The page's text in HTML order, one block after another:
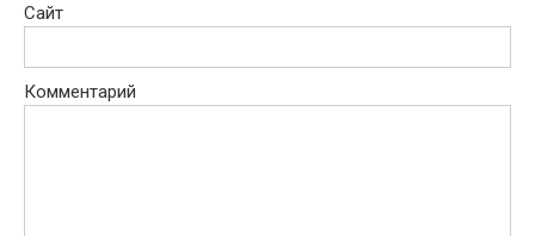
Сайт
Комментарий